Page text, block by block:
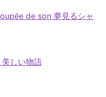
de son 夢見るシャ
しい物語